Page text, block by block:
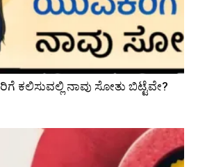
ಕಲಿಸುವಲ್ಲಿ ನಾವು ಸೋತು ಬಿಟ್ಟೆವೇ?